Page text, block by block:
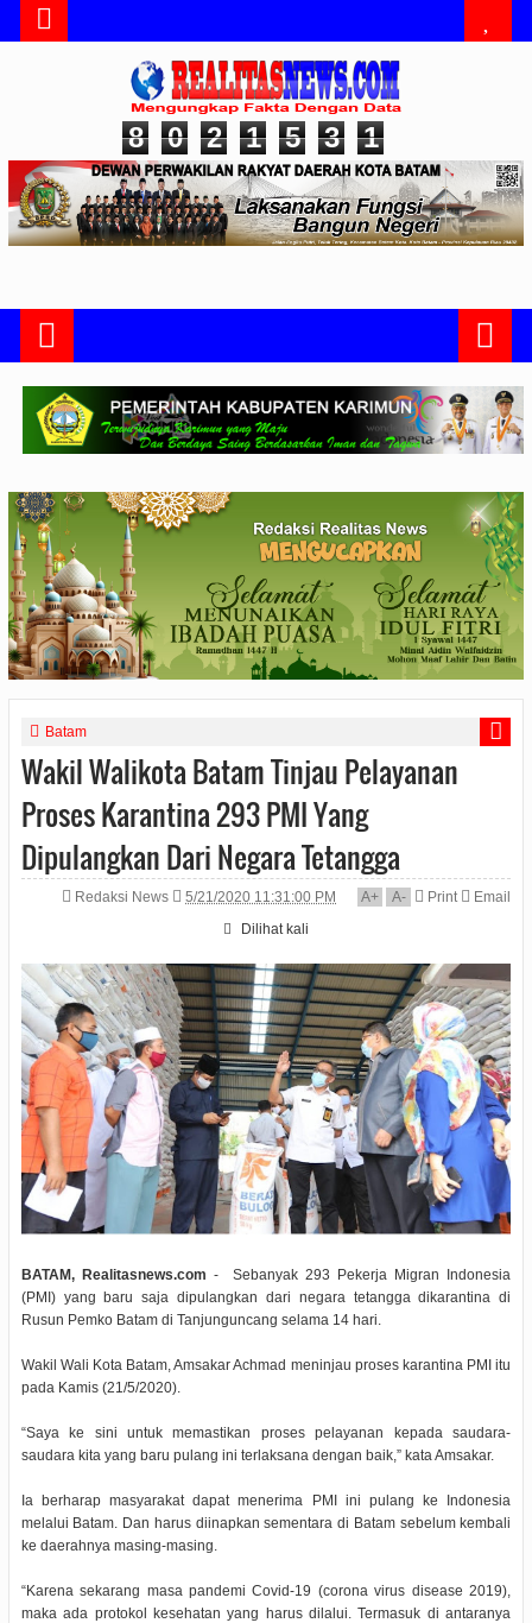
8 0 2 1 5 3 1
Batam
Wakil Walikota Batam Tinjau Pelayanan
Proses Karantina 293 PMI Yang
Dipulangkan Dari Negara Tetangga
Redaksi News 5/21/2020 11:31:00 PM A+ A- Print
Email
Dilihat kali
BATAM, Realitasnews.com - Sebanyak 293 Pekerja Migran Indonesia
(PMI) yang baru saja dipulangkan dari negara tetangga dikarantina di
Rusun Pemko Batam di Tanjunguncang selama 14 hari.
Wakil Wali Kota Batam, Amsakar Achmad meninjau proses karantina PMI itu
pada Kamis (21/5/2020).
“Saya ke sini untuk memastikan proses pelayanan kepada saudara-
saudara kita yang baru pulang ini terlaksana dengan baik,” kata Amsakar.
Ia berharap masyarakat dapat menerima PMI ini pulang ke Indonesia
melalui Batam. Dan harus diinapkan sementara di Batam sebelum kembali
ke daerahnya masing-masing.
“Karena sekarang masa pandemi Covid-19 (corona virus disease 2019),
maka ada protokol kesehatan yang harus dilalui. Termasuk di antaranya